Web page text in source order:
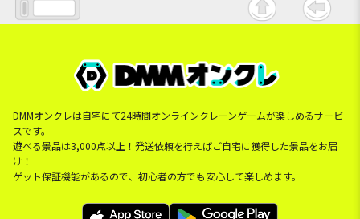
DMMオンクレは自宅にて24時間オンラインクレーンゲームが楽しめるサービ
スです。
遊べる景品は3,000点以上！発送依頼を行えばご自宅に獲得した景品をお届
け！
ゲット保証機能があるので、初心者の方でも安心して楽しめます。